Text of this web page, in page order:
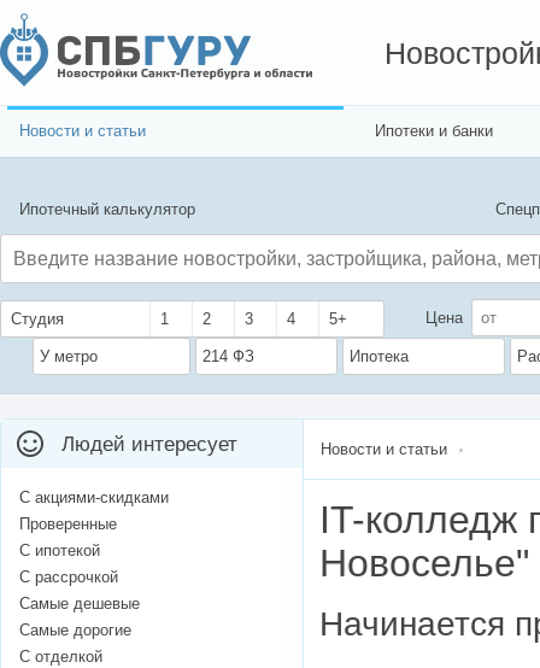
Новости и статьи Ипотеки и банки
Ипотечный калькулятор
Студия 1 2 3 4 5+ Цена
У метро 214 ФЗ Ипотека
Новости и статьи
IT-колледж
Новоселье"
Начинается
Людей интересует
С акциями-скидками
Проверенные
С ипотекой
С рассрочкой
Самые дешевые
Самые дорогие
С отделкой